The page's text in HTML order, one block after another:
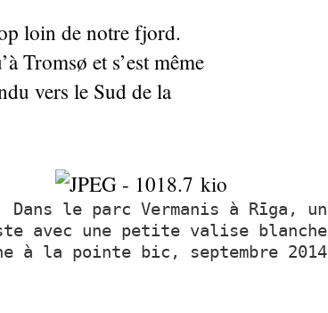
loin de notre fjord.
Tromsø et s’est même
vers le Sud de la
Dans le parc Vermanis à Rīga, un
avec une petite valise blanche
à la pointe bic, septembre 2014